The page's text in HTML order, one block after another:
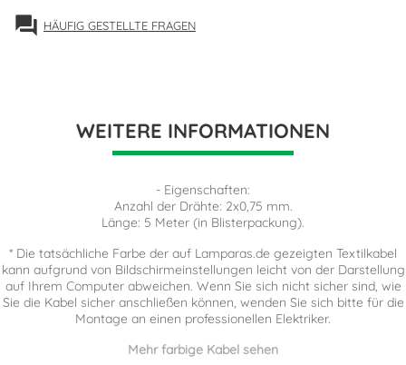
forum HÄUFIG GESTELLTE FRAGEN
WEITERE INFORMATIONEN
- Eigenschaften:
Anzahl der Drähte: 2x0,75 mm.
Länge: 5 Meter (in Blisterpackung).
* Die tatsächliche Farbe der auf Lamparas.de gezeigten Textilkabel
kann aufgrund von Bildschirmeinstellungen leicht von der Darstellung
auf Ihrem Computer abweichen. Wenn Sie sich nicht sicher sind, wie
Sie die Kabel sicher anschließen können, wenden Sie sich bitte für die
Montage an einen professionellen Elektriker.
Mehr farbige Kabel sehen